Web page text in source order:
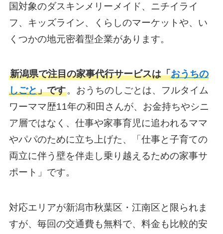
国対象のダスキンメリーメイド、ニチイライ
フ、キッズライン、くらしのマーケットや、い
くつかの地元密着型企業があります。
新潟県で注目の家事代行サービスは「おうちの
しごと」です。おうちのしごとは、フルタイム
ワーママ歴11年の和田さんが、お金持ちやシニ
ア層ではなく、仕事や家事育児に追われるママ
やパパのために立ち上げた、「仕事と子育ての
両立に伴う壁を伴走し乗り越えるための家事サ
ポート」です。
対応エリアが新潟市秋葉区・江南区と限られま
すが、毎回の交通費も無料で、料金も比較的安